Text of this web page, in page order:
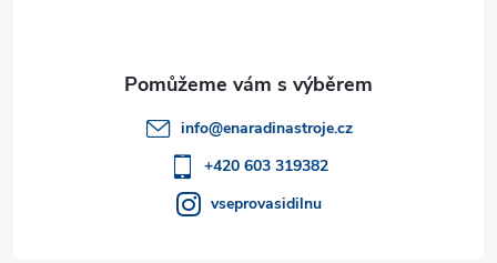
info@enaradinastroje.cz
+420 603 319382
vseprovasidilnu